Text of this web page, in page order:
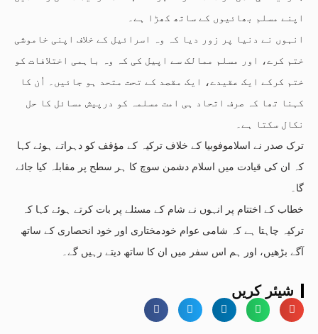
اپنے مسلم بھائیوں کے ساتھ کھڑا ہے۔
انہوں نے دنیا پر زور دیا کہ وہ اسرائیل کے خلاف اپنی خاموشی
ختم کرے، اور مسلم ممالک سے اپیل کی کہ وہ باہمی اختلافات کو
ختم کرکے ایک عقیدے، ایک مقصد کے تحت متحد ہو جائیں۔ اُن کا
کہنا تھا کہ صرف اتحاد ہی امت مسلمہ کو درپیش مسائل کا حل
نکال سکتا ہے۔
ترک صدر نے اسلاموفوبیا کے خلاف ترکیہ کے مؤقف کو دہراتے ہوئے کہا
کہ ان کی قیادت میں اسلام دشمن سوچ کا ہر سطح پر مقابلہ کیا جائے
گا۔
خطاب کے اختتام پر انہوں نے شام کے مسئلے پر بات کرتے ہوئے کہا کہ
ترکیہ چاہتا ہے کہ شامی عوام خودمختاری اور خود انحصاری کے ساتھ
آگے بڑھیں، اور ہم اس سفر میں ان کا ساتھ دیتے رہیں گے۔
شیئر کریں